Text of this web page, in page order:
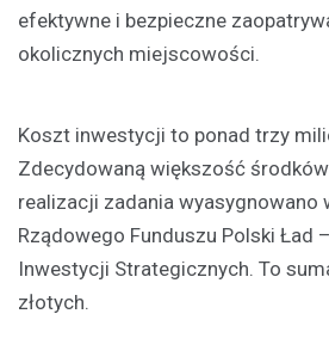
efektywne i bezpieczne
okolicznych miejscowości.
Koszt inwestycji to ponad trzy
Zdecydowaną większość
realizacji zadania wyasygnowano
Rządowego Funduszu Polski Ład
Inwestycji Strategicznych. To
złotych.